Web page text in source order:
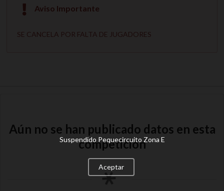
Aviso Importante
SE CANCELA POR FALTA DE JUGADORES
Suspendido Pequecircuito Zona E
Aceptar
Aún no se han publicado datos en esta
competición